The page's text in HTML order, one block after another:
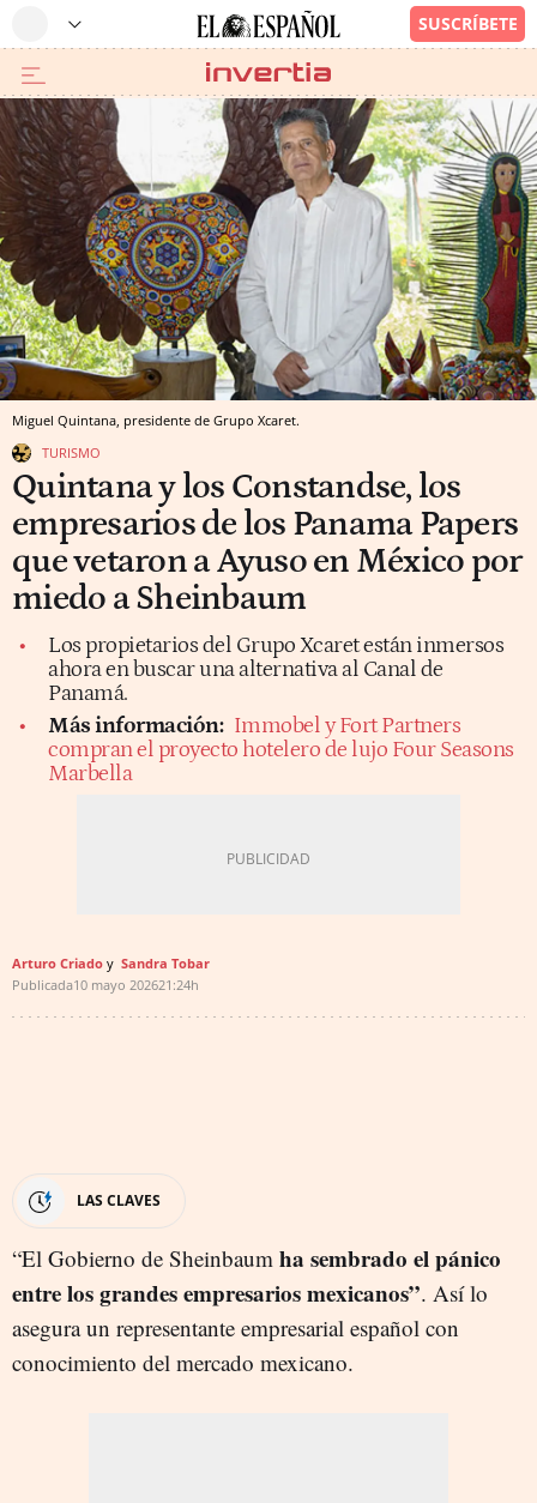
Miguel Quintana, presidente de Grupo Xcaret.
TURISMO
Quintana y los Constandse, los
empresarios de los Panama Papers
que vetaron a Ayuso en México por
miedo a Sheinbaum
Los propietarios del Grupo Xcaret están inmersos
ahora en buscar una alternativa al Canal de
Panamá.
Más información: Immobel y Fort Partners
compran el proyecto hotelero de lujo Four Seasons
Marbella
Arturo Criado
Sandra Tobar
Publicada10 mayo 202621:24h
LAS CLAVES
“El Gobierno de Sheinbaum ha sembrado el pánico
entre los grandes empresarios mexicanos”. Así lo
asegura un representante empresarial español con
conocimiento del mercado mexicano.